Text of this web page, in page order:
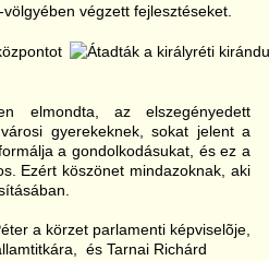
végzett fejlesztéseket.
elmondta, az elszegényedett
gyerekeknek, sokat jelent a
a gondolkodásukat, és ez a
Ezért köszönet mindazoknak, aki
a körzet parlamenti képviselõje,
és Tarnai Richárd